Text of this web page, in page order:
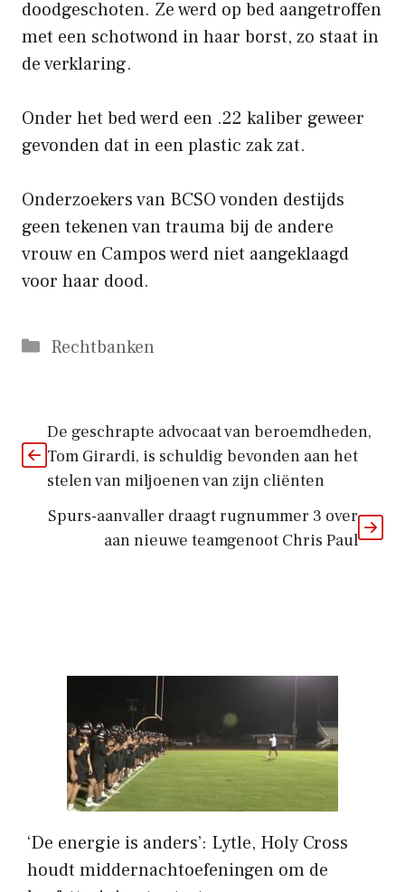
doodgeschoten. Ze werd op bed aangetroffen
met een schotwond in haar borst, zo staat in
de verklaring.
Onder het bed werd een .22 kaliber geweer
gevonden dat in een plastic zak zat.
Onderzoekers van BCSO vonden destijds
geen tekenen van trauma bij de andere
vrouw en Campos werd niet aangeklaagd
voor haar dood.
Categorieën
Rechtbanken
De geschrapte advocaat van beroemdheden,
Tom Girardi, is schuldig bevonden aan het
stelen van miljoenen van zijn cliënten
Spurs-aanvaller draagt ​​rugnummer 3 over
aan nieuwe teamgenoot Chris Paul
‘De energie is anders’: Lytle, Holy Cross
houdt middernachtoefeningen om de